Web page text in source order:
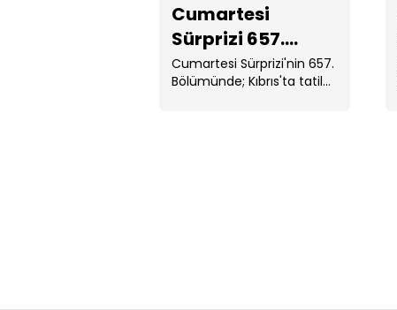
Cumartesi
Sürprizi 657.
Bölüm
Cumartesi Sürprizi'nin 657.
Bölümünde; Kıbrıs'ta tatil